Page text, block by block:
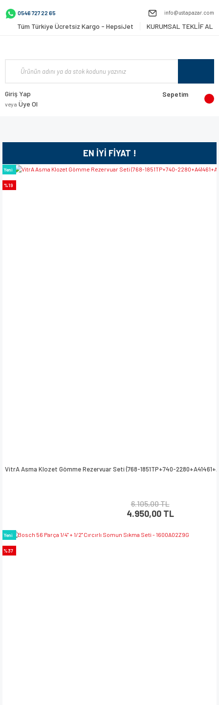
0546 727 22 65 info@ustapazar.com
Tüm Türkiye Ücretsiz Kargo - HepsiJet KURUMSAL TEKLİF AL
Giriş Yap
veya Üye Ol
Sepetim
EN İYİ FİYAT !
%19
Yeni
VitrA Asma Klozet Gömme Rezervuar Seti (768-1851TP+740-
6.105,00 TL
4.950,00 TL
%37
Yeni